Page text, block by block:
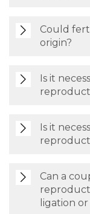
Could
origin?
Is it
Is it
Can a
ligation